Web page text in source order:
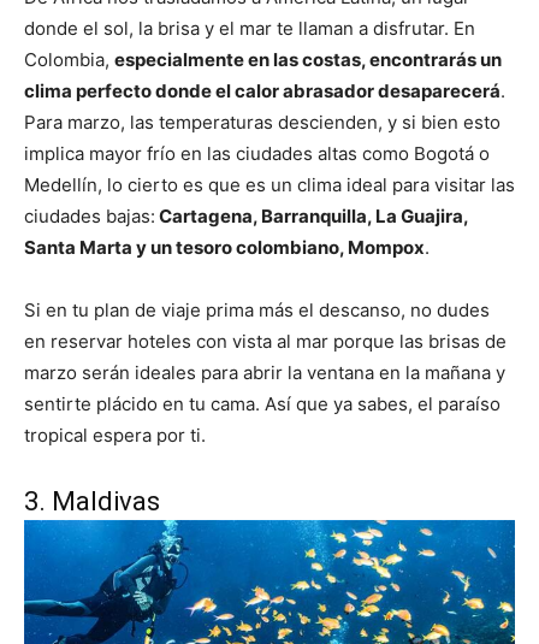
donde el sol, la brisa y el mar te llaman a disfrutar. En
Colombia, especialmente en las costas, encontrarás un
clima perfecto donde el calor abrasador desaparecerá.
Para marzo, las temperaturas descienden, y si bien esto
implica mayor frío en las ciudades altas como Bogotá o
Medellín, lo cierto es que es un clima ideal para visitar las
ciudades bajas: Cartagena, Barranquilla, La Guajira,
Santa Marta y un tesoro colombiano, Mompox.
Si en tu plan de viaje prima más el descanso, no dudes
en reservar hoteles con vista al mar porque las brisas de
marzo serán ideales para abrir la ventana en la mañana y
sentirte plácido en tu cama. Así que ya sabes, el paraíso
tropical espera por ti.
3. Maldivas